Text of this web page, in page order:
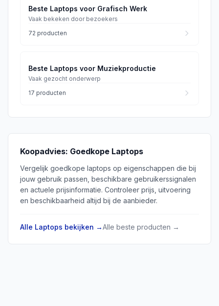
Beste Laptops voor Grafisch Werk
Vaak bekeken door bezoekers
72 producten
Beste Laptops voor Muziekproductie
Vaak gezocht onderwerp
17 producten
Koopadvies: Goedkope Laptops
Vergelijk goedkope laptops op eigenschappen die bij
jouw gebruik passen, beschikbare gebruikerssignalen
en actuele prijsinformatie. Controleer prijs, uitvoering
en beschikbaarheid altijd bij de aanbieder.
Alle Laptops bekijken →Alle beste producten →